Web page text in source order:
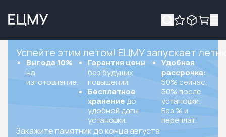
Успейте этим летом! ЕЦМУ запускает
Выгода 10%
на
изготовление.
Гарантия цены
без будущих
повышений.
Бесплатное
хранение до
удобной даты
установки.
Удобная
рассрочка:
50% сейчас,
50% после
установки.
Без % и
переплат.
Закажите памятник до конца августа